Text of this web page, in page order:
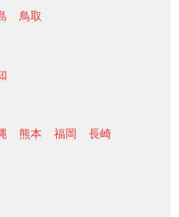
鳥取
熊本 福岡
長崎